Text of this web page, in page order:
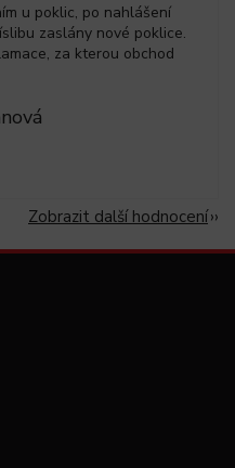
u poklic, po nahlášení
zaslány nové poklice.
za kterou obchod
Zobrazit další hodnocení